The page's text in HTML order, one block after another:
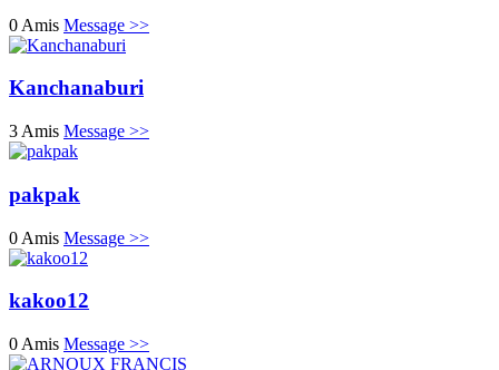
0 Amis Message >>
Kanchanaburi
3 Amis Message >>
pakpak
0 Amis Message >>
kakoo12
0 Amis Message >>